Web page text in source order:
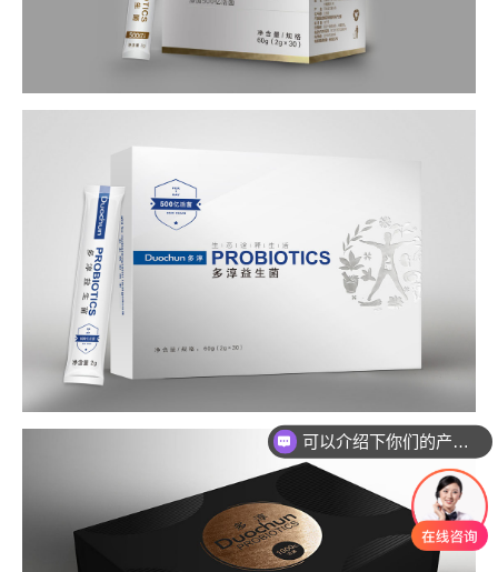
可以介绍下你们的产品么